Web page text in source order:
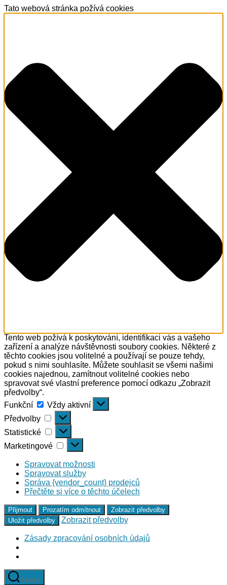
Tato webová stránka požívá cookies
Tento web požívá k poskytování, identifikaci vás a vašeho
zařízení a analýze návštěvnosti soubory cookies. Některé z
těchto cookies jsou volitelné a používají se pouze tehdy,
pokud s nimi souhlasíte. Můžete souhlasit se všemi našimi
cookies najednou, zamítnout volitelné cookies nebo
spravovat své vlastní preference pomocí odkazu „Zobrazit
předvolby“.
Funkční
Funkční
Vždy aktivní
Předvolby
Předvolby
Statistické Statistické
Marketingové Marketingové
Spravovat možnosti
Spravovat služby
Správa {vendor_count} prodejců
Přečtěte si více o těchto účelech
Přijmout Prozatím odmítnout
Zobrazit předvolby
Uložit předvolby
Zobrazit předvolby
Zásady zpracování osobních údajů
Přejít
Hledat